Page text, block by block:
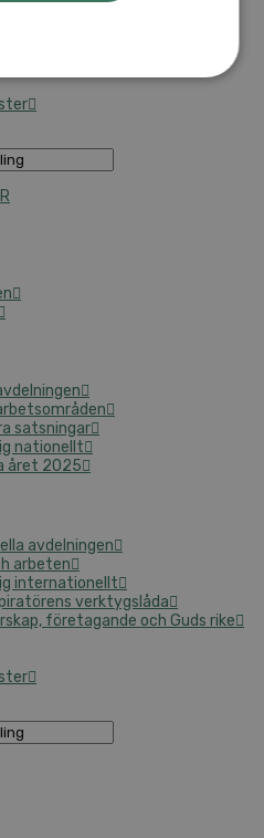
sats­ning­ar
na­tio­nellt
året 2025
av­del­ning­en
arbeten
in­ter­na­tio­nellt
verk­tygs­lå­da
fö­re­ta­gan­de och Guds rike